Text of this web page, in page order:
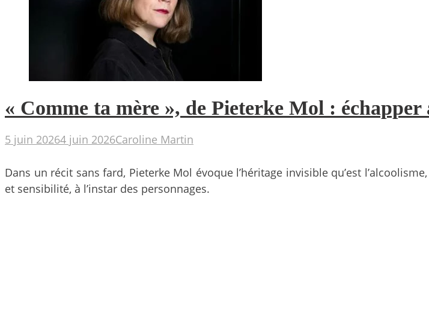
« Comme ta mère », de Pieterke Mol :
5 juin 20264 juin 2026Caroline Martin
Dans un récit sans fard, Pieterke Mol évoque l’héritage invisible qu’est
et sensibilité, à l’instar des personnages.